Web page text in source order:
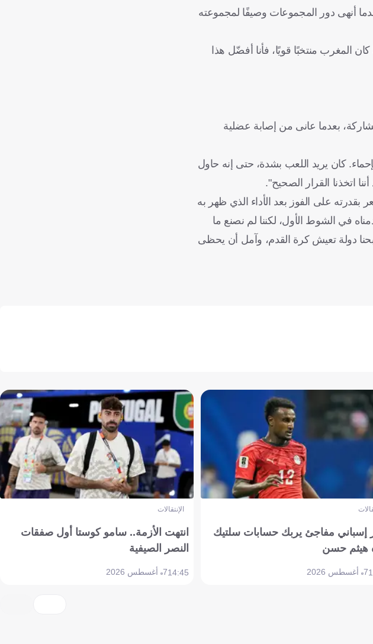
الكندي حقق إنجازًا تاريخيًا ببلوغه دور الـ16 للمرة الأولى، بعدما أنهى دور المجموعات وصيفًا لمجموعته
المغرب منتخبًا قويًا، فأنا أفضّل هذا
بعدما عانى من إصابة عضلية
كان يريد اللعب بشدة، حتى إنه حاول
اتخذنا القرار الصحيح".
على الفوز بعد الأداء الذي ظهر به
في الشوط الأول، لكننا لم نصنع ما
دولة تعيش كرة القدم، وآمل أن يحظى
إسباني مفاجئ يربك حسابات سلتيك
هيثم حسن
7 أغسطس 2026
الإنتقالات
انتهت الأزمة.. سامو كوستا أول صفقات
النصر الصيفية
14:457 أغسطس 2026